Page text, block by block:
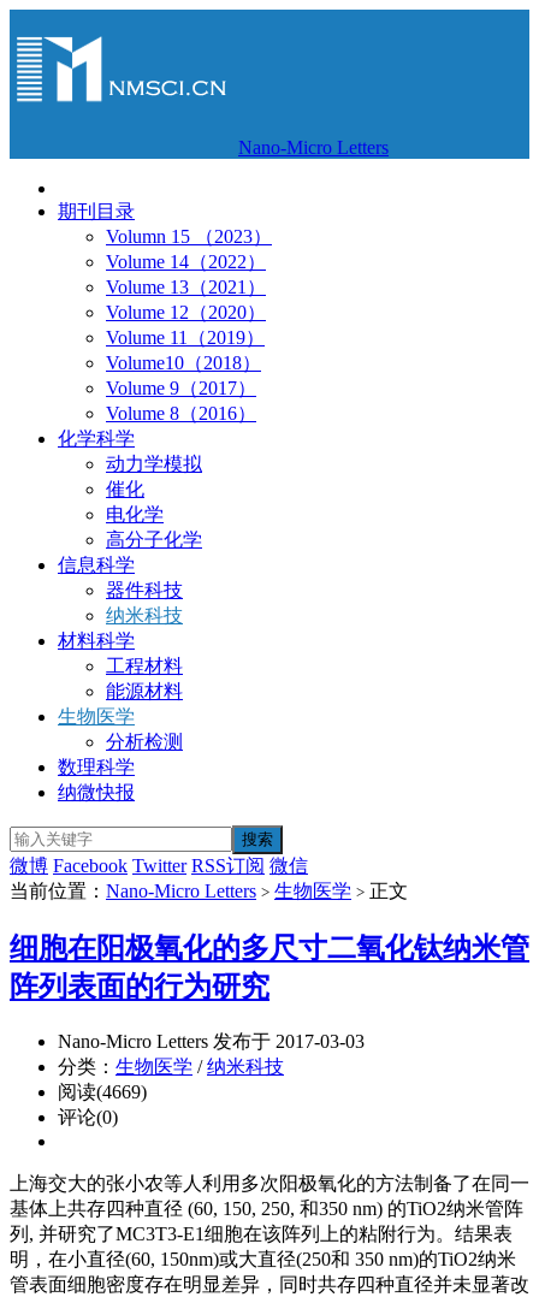
Nano-Micro Letters
期刊目录
Volumn 15 （2023）
Volume 14（2022）
Volume 13（2021）
Volume 12（2020）
Volume 11（2019）
Volume10（2018）
Volume 9（2017）
Volume 8（2016）
化学科学
动力学模拟
催化
电化学
高分子化学
信息科学
器件科技
纳米科技
材料科学
工程材料
能源材料
生物医学
分析检测
数理科学
纳微快报
微博 Facebook Twitter RSS订阅 微信
当前位置： Nano-Micro Letters > 生物医学 > 正文
细胞在阳极氧化的多尺寸二氧化钛纳米管
阵列表面的行为研究
Nano-Micro Letters 发布于 2017-03-03
分类： 生物医学 /纳米科技
阅读(4669)
评论(0)
上海交大的张小农等人利用多次阳极氧化的方法制备了在同一
基体上共存四种直径 (60, 150, 250, 和350 nm) 的TiO2纳米管阵
列, 并研究了MC3T3-E1细胞在该阵列上的粘附行为。结果表
明，在小直径(60, 150nm)或大直径(250和 350 nm)的TiO2纳米
管表面细胞密度存在明显差异，同时共存四种直径并未显著改